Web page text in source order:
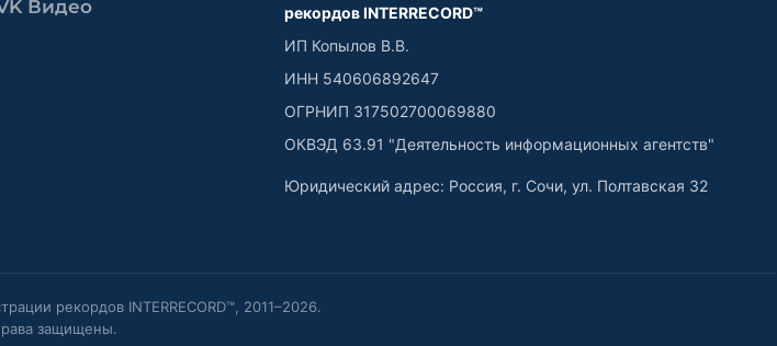
рекордов INTERRECORD™
ИП Копылов В.В.
ИНН 540606892647
ОГРНИП 317502700069880
ОКВЭД 63.91 "Деятельность информационных агентств"
Юридический адрес: Россия, г. Сочи, ул. Полтавская 32
рекордов INTERRECORD™, 2011–2026.
защищены.